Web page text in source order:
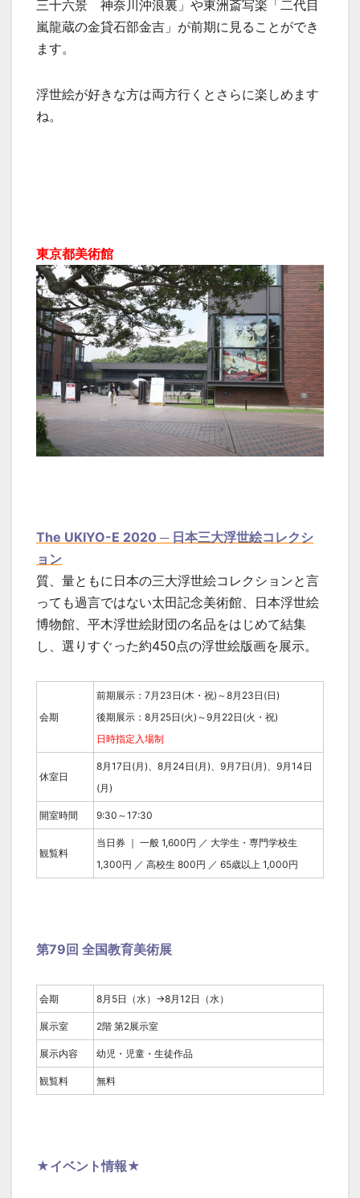
三十六景 神奈川沖浪裏」や東洲斎写楽「二代目
嵐龍蔵の金貸石部金吉」が前期に見ることができ
ます。
浮世絵が好きな方は両方行くとさらに楽しめます
ね。
東京都美術館
The UKIYO-E 2020 ─ 日本三大浮世絵コレクシ
ョン
質、量ともに日本の三大浮世絵コレクションと言
っても過言ではない太田記念美術館、日本浮世絵
博物館、平木浮世絵財団の名品をはじめて結集
し、選りすぐった約450点の浮世絵版画を展示。
会期
前期展示：7月23日(木・祝)～8月23日(日)
後期展示：8月25日(火)～9月22日(火・祝)
日時指定入場制
休室日
8月17日(月)、8月24日(月)、9月7日(月)、9月14日
(月)
開室時間 9:30～17:30
観覧料
当日券 ｜ 一般 1,600円 ／ 大学生・専門学校生
1,300円 ／ 高校生 800円 ／ 65歳以上 1,000円
第79回 全国教育美術展
会期 8月5日（水）→8月12日（水）
展示室 2階 第2展示室
展示内容 幼児・児童・生徒作品
観覧料 無料
★イベント情報★